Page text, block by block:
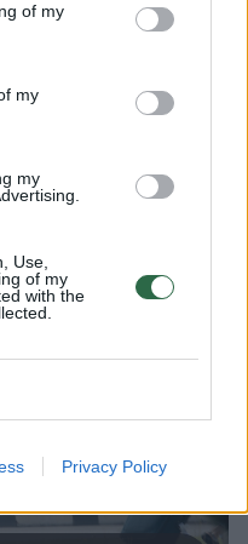
of my
my
my
Use,
of my
with the
Privacy Policy
atvykusių ne iš
Jungtinę Karalystę
metus planuoja 38
ir 27 proc.